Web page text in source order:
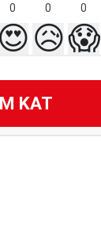
0 0 0
😍😥😱
KAT